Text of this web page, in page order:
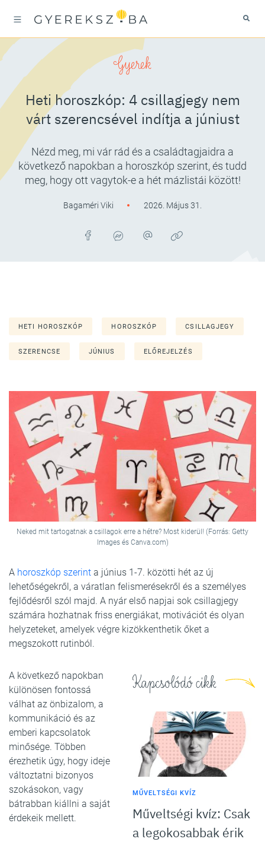
Gyerek
Heti horoszkóp: 4 csillagjegy nem
várt szerencsével indítja a júniust
Nézd meg, mi vár rád és a családtagjaidra a
következő napokban a horoszkóp szerint, és tudd
meg, hogy ott vagytok-e a hét mázlistái között!
Bagaméri Viki 2026. Május 31.
HETI HOROSZKÓP HOROSZKÓP CSILLAGJEGY
SZERENCSE JÚNIUS ELŐREJELZÉS
Neked mit tartogatnak a csillagok erre a hétre? Most kiderül! (Forrás: Getty
Images és Canva.com)
A horoszkóp szerint a június 1-7. közötti hét az új
lehetőségekről, a váratlan felismerésekről és a személyes
fejlődésről szól majd. A nyár első napjai sok csillagjegy
számára hozhatnak friss energiákat, motivációt és olyan
helyzeteket, amelyek végre kizökkenthetik őket a
megszokott rutinból.
Kapcsolódó cikk
MŰVELTSÉGI KVÍZ
Műveltségi kvíz: Csak
a legokosabbak érik
A következő napokban
különösen fontossá
válhat az önbizalom, a
kommunikáció és az
emberi kapcsolatok
minősége. Többen
érezhetik úgy, hogy ideje
változtatni bizonyos
szokásokon, vagy
bátrabban kiállni a saját
érdekeik mellett.